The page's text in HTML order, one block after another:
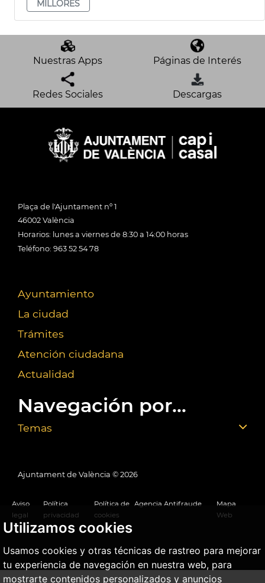
Utilizamos cookies
Usamos cookies y otras técnicas de rastreo para mejorar
tu experiencia de navegación en nuestra web, para
mostrarte contenidos personalizados y anuncios
MILLORES
Nuestras Apps Páginas de Interés
Redes Sociales Descargas
Plaça de l'Ajuntament nº 1
46002 València
Horarios: lunes a viernes de 8:30 a 14:00 horas
Teléfono: 963 52 54 78
Ayuntamiento
La ciudad
Trámites
Atención ciudadana
Actualidad
Navegación por...
Temas
Ajuntament de València © 2026
Aviso
legal
Política
privacidad
Política de
cookies
Agencia Antifraude
Mapa
Web